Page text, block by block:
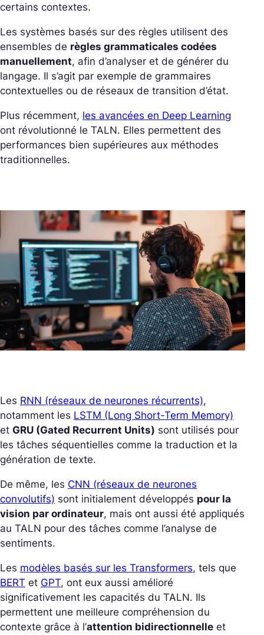
certains contextes.
Les systèmes basés sur des règles utilisent des
ensembles de règles grammaticales codées
manuellement, afin d’analyser et de générer du
langage. Il s’agit par exemple de grammaires
contextuelles ou de réseaux de transition d’état.
Plus récemment, les avancées en Deep Learning
ont révolutionné le TALN. Elles permettent des
performances bien supérieures aux méthodes
traditionnelles.
Les RNN (réseaux de neurones récurrents),
notamment les LSTM (Long Short-Term Memory)
et GRU (Gated Recurrent Units) sont utilisés pour
les tâches séquentielles comme la traduction et la
génération de texte.
De même, les CNN (réseaux de neurones
convolutifs) sont initialement développés pour la
vision par ordinateur, mais ont aussi été appliqués
au TALN pour des tâches comme l’analyse de
sentiments.
Les modèles basés sur les Transformers, tels que
BERT et GPT, ont eux aussi amélioré
significativement les capacités du TALN. Ils
permettent une meilleure compréhension du
contexte grâce à l’attention bidirectionnelle et